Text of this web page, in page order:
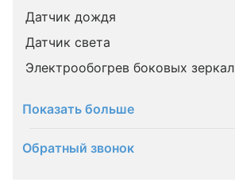
Датчик дождя
Датчик света
Электрообогрев боковых зеркал
Показать больше
Обратный звонок